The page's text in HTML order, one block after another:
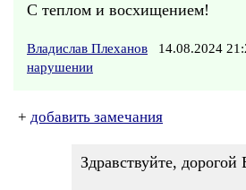
С теплом и восхищением!
Владислав Плеханов 14.08.2024
нарушении
+ добавить замечания
Здравствуйте, дорогой